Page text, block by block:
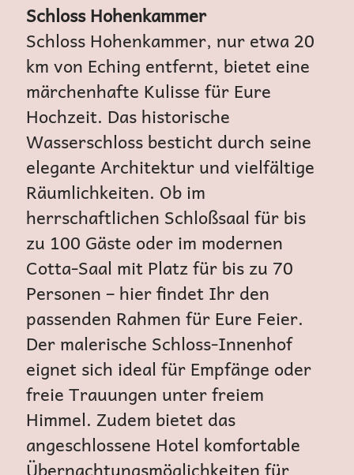
Schloss Hohenkammer
Schloss Hohenkammer, nur etwa 20
km von Eching entfernt, bietet eine
märchenhafte Kulisse für Eure
Hochzeit. Das historische
Wasserschloss besticht durch seine
elegante Architektur und vielfältige
Räumlichkeiten. Ob im
herrschaftlichen Schloßsaal für bis
zu 100 Gäste oder im modernen
Cotta-Saal mit Platz für bis zu 70
Personen – hier findet Ihr den
passenden Rahmen für Eure Feier.
Der malerische Schloss-Innenhof
eignet sich ideal für Empfänge oder
freie Trauungen unter freiem
Himmel. Zudem bietet das
angeschlossene Hotel komfortable